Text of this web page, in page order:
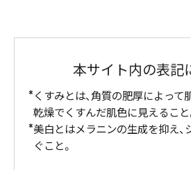
本サイト内の表記
くすみとは、角質の肥厚によって
乾燥でくすんだ肌色に見えること
美白とはメラニンの生成を抑え、
ぐこと。